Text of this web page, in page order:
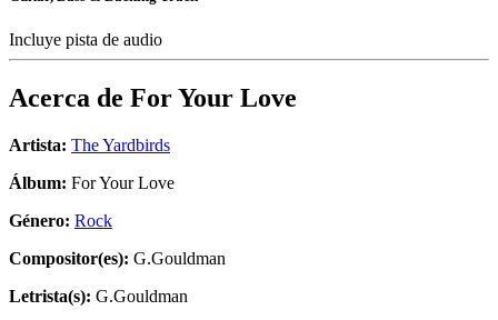
Incluye pista de audio
Acerca de For Your Love
Artista: The Yardbirds
Álbum: For Your Love
Género: Rock
Compositor(es): G.Gouldman
Letrista(s): G.Gouldman